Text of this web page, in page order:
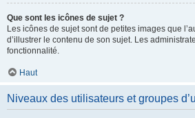
Que sont les icônes de sujet ?
Les icônes de sujet sont de petites images que
d’illustrer le contenu de son sujet. Les
fonctionnalité.
Haut
Niveaux des utilisateurs et groupes